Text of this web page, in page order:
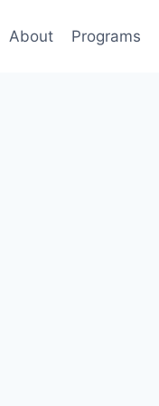
About Programs